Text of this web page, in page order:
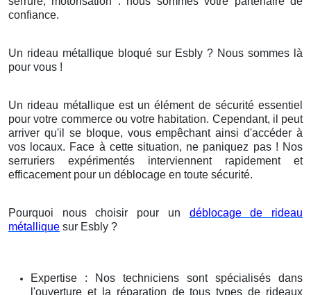
confiance.
Un rideau métallique bloqué sur Esbly ? Nous sommes là
pour vous !
Un rideau métallique est un élément de sécurité essentiel
pour votre commerce ou votre habitation. Cependant, il peut
arriver qu'il se bloque, vous empêchant ainsi d'accéder à
vos locaux. Face à cette situation, ne paniquez pas ! Nos
serruriers expérimentés interviennent rapidement et
efficacement pour un déblocage en toute sécurité.
Pourquoi nous choisir pour un déblocage de rideau
métallique sur Esbly ?
Expertise : Nos techniciens sont spécialisés dans
l'ouverture et la réparation de tous types de rideaux